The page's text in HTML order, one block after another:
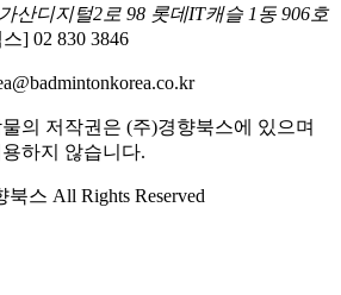
산디지털2로 98 롯데IT캐슬 1동 906호
] 02 830 3846
의 저작권은 (주)경향북스에 있으며
하지 않습니다.
스 All Rights Reserved